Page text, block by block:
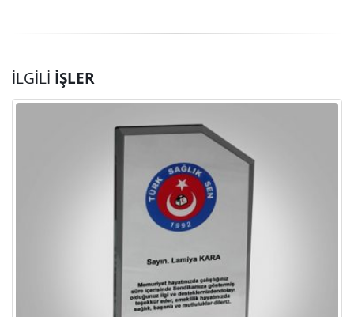
İLGILI İŞLER